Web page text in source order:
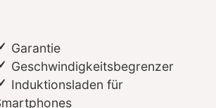
Garantie
Geschwindigkeitsbegrenzer
Induktionsladen für